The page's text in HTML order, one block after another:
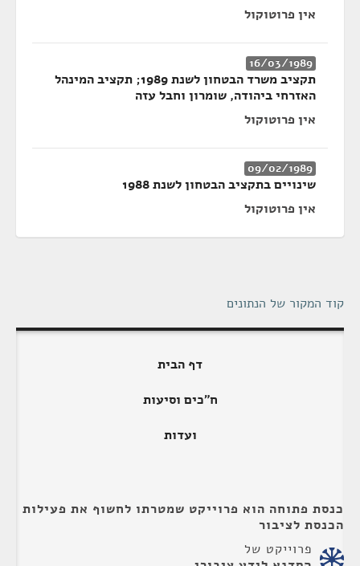
אין פרוטוקול
16/03/1989
תקציב משרד הבטחון לשנת 1989; תקציב המינהל
האזרחי ביהודה, שומרון וחבל עזה
אין פרוטוקול
09/02/1989
שינויים בתקציב הבטחון לשנת 1988
אין פרוטוקול
קוד המקור של הנתונים
דף הבית
ח"כים וסיעות
ועדות
כנסת פתוחה הוא פרוייקט שמטרתו לחשוף את פעילות
הכנסת לציבור
פרוייקט של